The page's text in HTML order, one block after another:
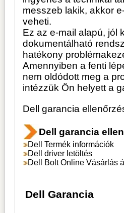
messzeb lakik, akkor
veheti.
Ez az e-mail alapú, jól
dokumentálható
hatékony
Amennyiben a fenti
nem oldódott meg a
intézzük Ön helyett a
Dell garancia
Dell garancia
Dell Termék információk
Dell driver letöltés
Dell Bolt Online Vásárlás
Dell Garancia